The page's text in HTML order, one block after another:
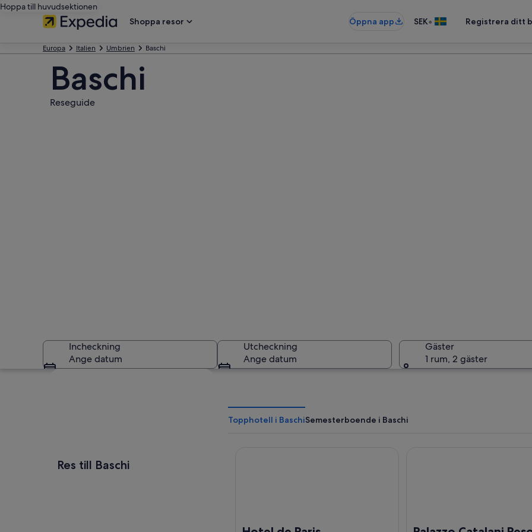
Hoppa till huvudsektionen
Shoppa resor
Öppna app SEK• Registrera ditt
Europa Italien Umbrien Baschi
Baschi
Reseguide
Incheckning
Ange datum
Utcheckning
Ange datum
Gäster
1 rum, 2 gäster
Res till Baschi
Topphotell i BaschiSemesterboende i Baschi